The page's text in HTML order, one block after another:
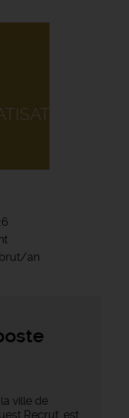
an
ville de
Recrut' est